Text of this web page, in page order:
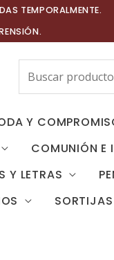
TEMPORALMENTE.
Buscar
por:
Y
COMUNIÓN E
Y LETRAS